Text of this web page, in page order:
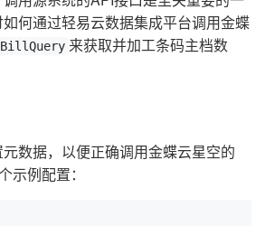
何通过轻易云数据集成平台调用金蝶
来获取并加工条码主档数
数据，以便正确调用金蝶云星空的
示例配置：